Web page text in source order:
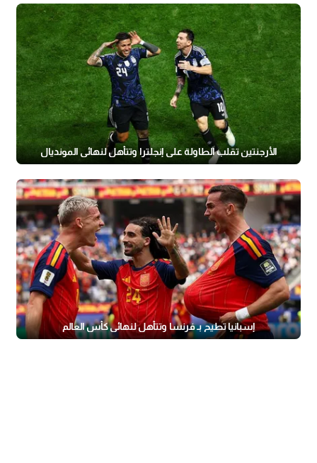
الأرجنتين تقلب الطاولة على إنجلترا وتتأهل لنهائي المونديال
إسبانيا تطيح بـ فرنسا وتتأهل لنهائي كأس العالم